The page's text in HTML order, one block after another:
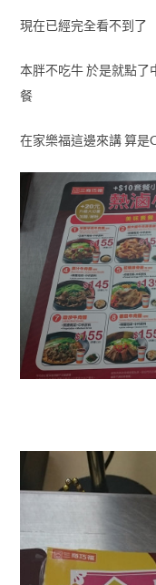
現在已經完全看不到了
本胖不吃牛 於是就點
餐
在家樂福這邊來講 算是